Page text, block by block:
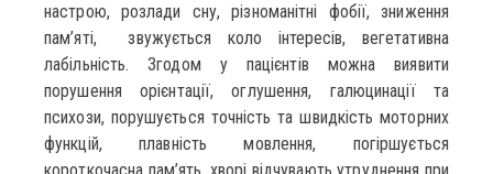
настрою, розлади сну, різноманітні фобії, зниження
пам’яті, звужується коло інтересів, вегетативна
лабільність. Згодом у пацієнтів можна виявити
порушення орієнтації, оглушення, галюцинації та
психози, порушується точність та швидкість моторних
функцій, плавність мовлення, погіршується